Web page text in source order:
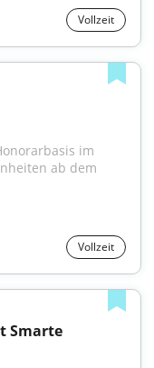
Vollzeit
im
ab dem
Vollzeit
Smarte